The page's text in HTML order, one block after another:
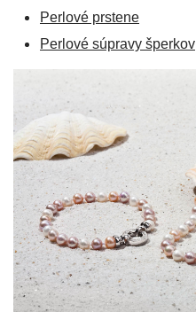
Perlové prstene
Perlové súpravy šperkov